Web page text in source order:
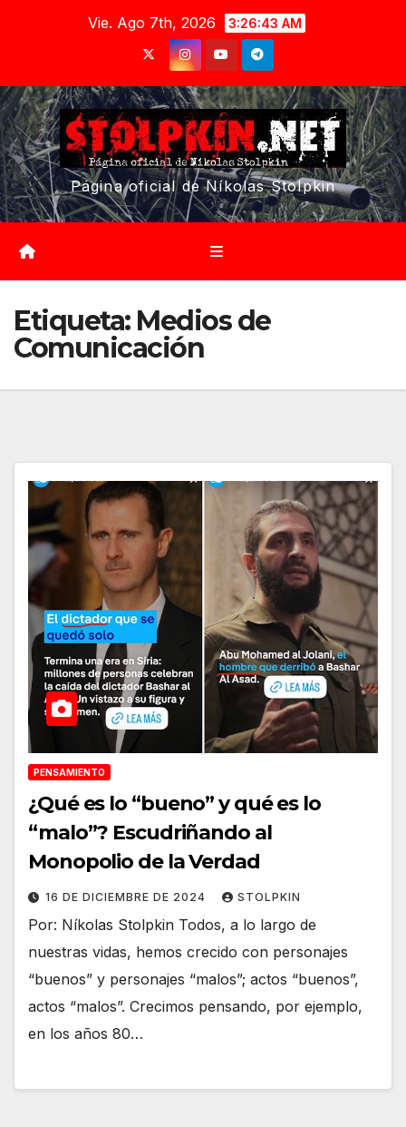
Vie. Ago 7th, 2026 3:26:44 AM
Página oficial de Níkolas Stolpkin
Etiqueta: Medios de
Comunicación
PENSAMIENTO
¿Qué es lo “bueno” y qué es lo
“malo”? Escudriñando al
Monopolio de la Verdad
16 DE DICIEMBRE DE 2024 STOLPKIN
Por: Níkolas Stolpkin Todos, a lo largo de
nuestras vidas, hemos crecido con personajes
“buenos” y personajes “malos”; actos “buenos”,
actos “malos”. Crecimos pensando, por ejemplo,
en los años 80…